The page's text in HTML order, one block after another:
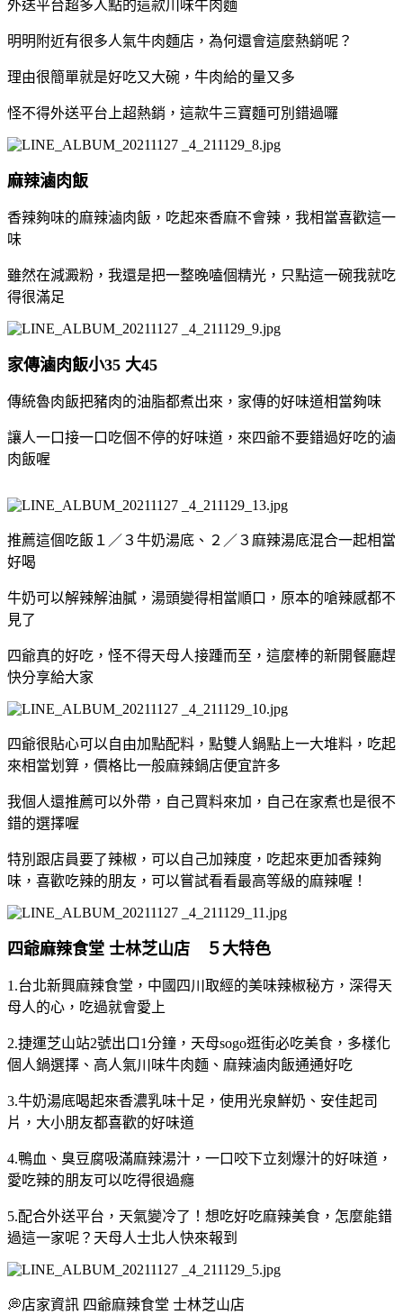
外送平台超多人點的這款川味牛肉麵
明明附近有很多人氣牛肉麵店，為何還會這麼熱銷呢？
理由很簡單就是好吃又大碗，牛肉給的量又多
怪不得外送平台上超熱銷，這款牛三寶麵可別錯過囉
麻辣滷肉飯
香辣夠味的麻辣滷肉飯，吃起來香麻不會辣，我相當喜歡這一
味
雖然在減澱粉，我還是把一整晚嗑個精光，只點這一碗我就吃
得很滿足
家傳滷肉飯小35 大45
傳統魯肉飯把豬肉的油脂都煮出來，家傳的好味道相當夠味
讓人一口接一口吃個不停的好味道，來四爺不要錯過好吃的滷
肉飯喔
推薦這個吃飯１／３牛奶湯底、２／３麻辣湯底混合一起相當
好喝
牛奶可以解辣解油膩，湯頭變得相當順口，原本的嗆辣感都不
見了
四爺真的好吃，怪不得天母人接踵而至，這麼棒的新開餐廳趕
快分享給大家
四爺很貼心可以自由加點配料，點雙人鍋點上一大堆料，吃起
來相當划算，價格比一般麻辣鍋店便宜許多
我個人還推薦可以外帶，自己買料來加，自己在家煮也是很不
錯的選擇喔
特別跟店員要了辣椒，可以自己加辣度，吃起來更加香辣夠
味，喜歡吃辣的朋友，可以嘗試看看最高等級的麻辣喔！
四爺麻辣食堂 士林芝山店 ５大特色
1.台北新興麻辣食堂，中國四川取經的美味辣椒秘方，深得天
母人的心，吃過就會愛上
2.捷運芝山站2號出口1分鐘，天母sogo逛街必吃美食，多樣化
個人鍋選擇、高人氣川味牛肉麵、麻辣滷肉飯通通好吃
3.牛奶湯底喝起來香濃乳味十足，使用光泉鮮奶、安佳起司
片，大小朋友都喜歡的好味道
4.鴨血、臭豆腐吸滿麻辣湯汁，一口咬下立刻爆汁的好味道，
愛吃辣的朋友可以吃得很過癮
5.配合外送平台，天氣變冷了！想吃好吃麻辣美食，怎麼能錯
過這一家呢？天母人士北人快來報到
💭店家資訊 四爺麻辣食堂 士林芝山店